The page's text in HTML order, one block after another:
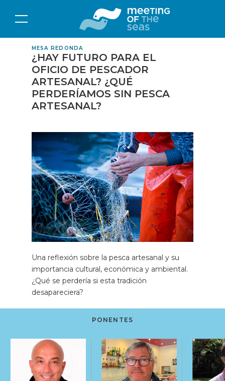
MESA REDONDA
¿HAY FUTURO PARA EL
OFICIO DE PESCADOR
ARTESANAL? ¿QUÉ
PERDERÍAMOS SIN PESCA
ARTESANAL?
Una reflexión sobre la pesca artesanal y su
importancia cultural, económica y ambiental.
¿Qué se perdería si esta tradición
desapareciera?
PONENTES